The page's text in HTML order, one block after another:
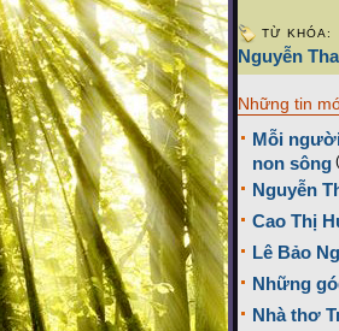
TỪ KHÓA:
Nguyễn
Những tin
Mỗi
non sông
Nguyễn
Cao Thị
Lê Bảo
Những
Nhà thơ